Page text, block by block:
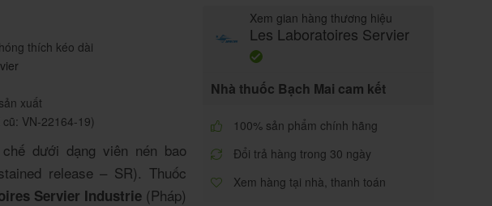
thích kéo dài
xuất
VN-22164-19)
dưới dạng viên nén bao
release – SR). Thuốc
Servier Industrie(Pháp)
Xem gian hàng thương hiệu
Les Laboratoires Servier
Nhà thuốc Bạch Mai cam kết
100% sản phẩm chính hãng
Đổi trả hàng trong 30 ngày
Xem hàng tại nhà, thanh toán